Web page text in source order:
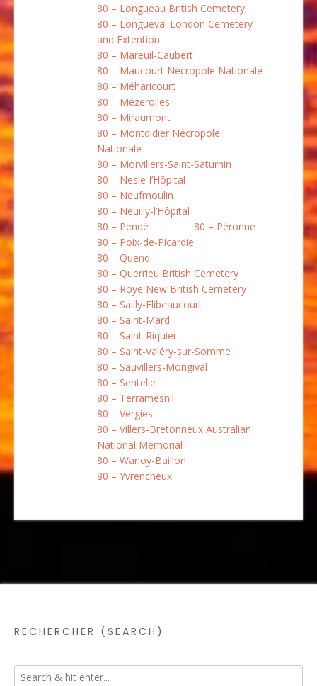
80 – Longueau British Cemetery
80 – Longueval London Cemetery
and Extention
80 – Mareuil-Caubert
80 – Maucourt Nécropole Nationale
80 – Méharicourt
80 – Mézerolles
80 – Miraumont
80 – Montdidier Nécropole
Nationale
80 – Morvillers-Saint-Saturnin
80 – Nesle-l’Hôpital
80 – Neufmoulin
80 – Neuilly-l’Hôpital
80 – Pendé
80 – Péronne
80 – Poix-de-Picardie
80 – Quend
80 – Querrieu British Cemetery
80 – Roye New British Cemetery
80 – Sailly-Flibeaucourt
80 – Saint-Mard
80 – Saint-Riquier
80 – Saint-Valéry-sur-Somme
80 – Sauvillers-Mongival
80 – Sentelie
80 – Terramesnil
80 – Vergies
80 – Villers-Bretonneux Australian
National Memorial
80 – Warloy-Baillon
80 – Yvrencheux
RECHERCHER (SEARCH)